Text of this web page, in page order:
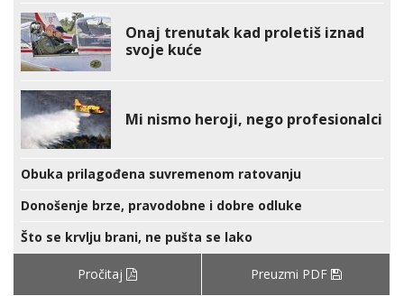
Onaj trenutak kad proletiš iznad
svoje kuće
Mi nismo heroji, nego profesionalci
Obuka prilagođena suvremenom ratovanju
Donošenje brze, pravodobne i dobre odluke
Što se krvlju brani, ne pušta se lako
Pročitaj Preuzmi PDF